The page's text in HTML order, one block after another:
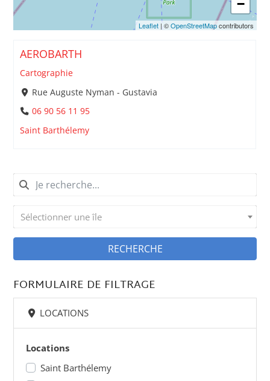
AEROBARTH
Cartographie
Rue Auguste Nyman - Gustavia
06 90 56 11 95
Saint Barthélemy
−
Leaflet| ©OpenStreetMapcontributors
Sélectionner une île
RECHERCHE
FORMULAIRE DE FILTRAGE
LOCATIONS
Locations
Saint Barthélemy